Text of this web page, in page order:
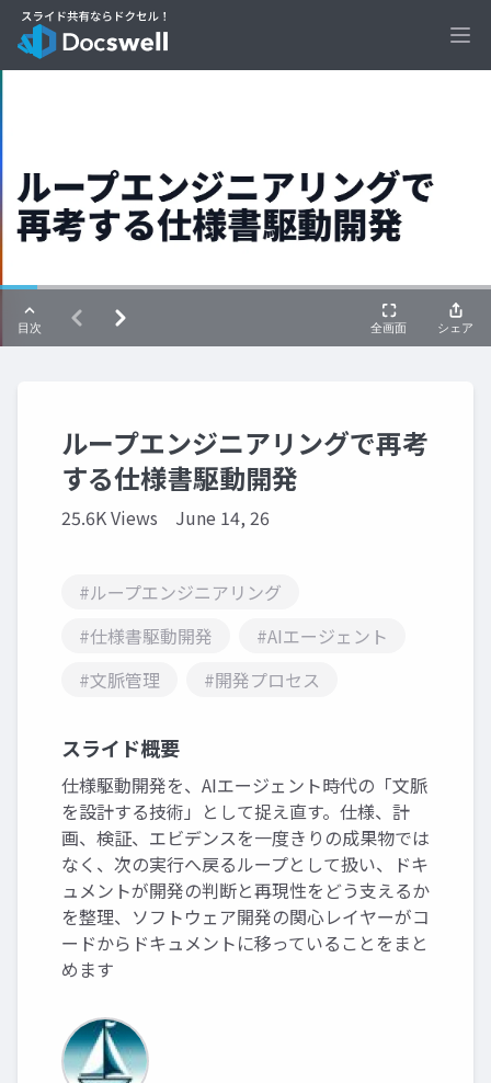
ループエンジニアリングで再考
する仕様書駆動開発
25.6K Views June 14, 26
#ループエンジニアリング
#仕様書駆動開発
#AIエージェント
#文脈管理
#開発プロセス
スライド概要
仕様駆動開発を、AIエージェント時代の「文脈
を設計する技術」として捉え直す。仕様、計
画、検証、エビデンスを一度きりの成果物では
なく、次の実行へ戻るループとして扱い、ドキ
ュメントが開発の判断と再現性をどう支えるか
を整理、ソフトウェア開発の関心レイヤーがコ
ードからドキュメントに移っていることをまと
めます